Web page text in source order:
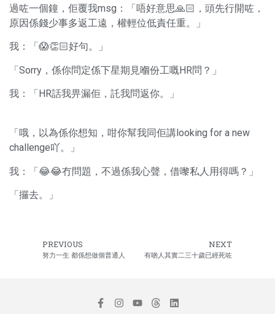
過咗一個鐘，佢覆我msg：「唔好意思🙏🏻，頭先行開咗，
原因係錢少事多返工遠，權輕位低責任重。」
我：「😱👏🏻好句。」
「Sorry，係你問定係下星期見嗰份工嘅HR問？」
我：「HR話我畀漏佢，託我問返你。」
「哦，以為係你想知，咁你幫我同佢講looking for a new
challenge吖。」
我：「😂😂冇問題，不過係我心聲，借嚟私人用得嗎？」
「攞去。」
PREVIOUS
努力一生 都係想做個普通人
NEXT
有啲人其實二三十歲已經死咗